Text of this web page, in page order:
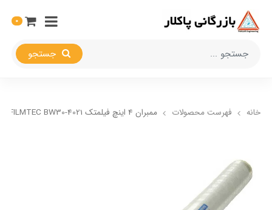
0
خانه فهرست محصولات ممبران 4 اینچ فیلمتک FILMTEC BW30-4021